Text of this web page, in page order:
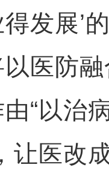
发展’
医防
“以治
让医改
4000亩沙漠盐